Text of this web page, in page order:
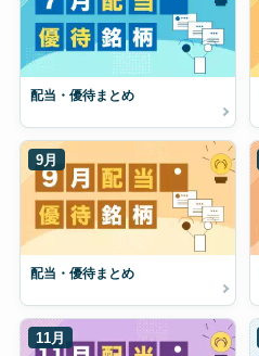
配当・優待まとめ
9月
配当・優待まとめ
11月